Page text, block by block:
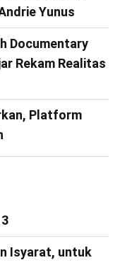
Yunus
Documentary
Rekam Realitas
Platform
Isyarat, untuk